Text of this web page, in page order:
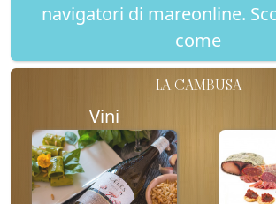
navigatori di mareonline.
come
LA CAMBUSA
Vini